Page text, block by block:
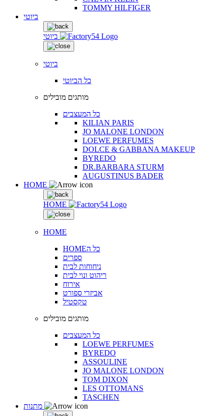
TOMMY HILFIGER
ביוטי
ביוטי
ביוטי
כל הביוטי
מותגים מובילים
כל המעצבים
KILIAN PARIS
JO MALONE LONDON
LOEWE PERFUMES
DOLCE & GABBANA MAKEUP
BYREDO
DR.BARBARA STURM
AUGUSTINUS BADER
HOME
HOME
HOME
HOMEכל ה
ספרים
ניחוחות לבית
ריהוט ונוי לבית
אירוח
אביזרי ספורט
טקסטיל
מותגים מובילים
כל המעצבים
LOEWE PERFUMES
BYREDO
ASSOULINE
JO MALONE LONDON
TOM DIXON
LES OTTOMANS
TASCHEN